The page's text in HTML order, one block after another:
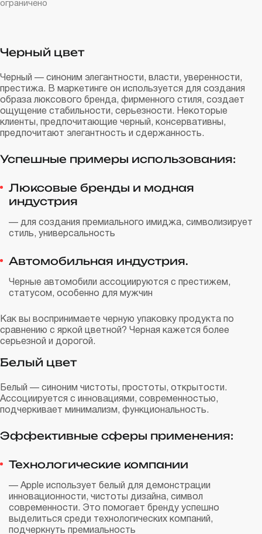
ограничено
Черный цвет
Черный — синоним элегантности, власти, уверенности,
престижа. В маркетинге он используется для создания
образа люксового бренда, фирменного стиля, создает
ощущение стабильности, серьезности. Некоторые
клиенты, предпочитающие черный, консервативны,
предпочитают элегантность и сдержанность.
Успешные примеры использования:
Люксовые бренды и модная
индустрия
— для создания премиального имиджа, символизирует
стиль, универсальность
Автомобильная индустрия.
Черные автомобили ассоциируются с престижем,
статусом, особенно для мужчин
Как вы воспринимаете черную упаковку продукта по
сравнению с яркой цветной? Черная кажется более
серьезной и дорогой.
Белый цвет
Белый — синоним чистоты, простоты, открытости.
Ассоциируется с инновациями, современностью,
подчеркивает минимализм, функциональность.
Эффективные сферы применения:
Технологические компании
— Apple использует белый для демонстрации
инновационности, чистоты дизайна, символ
современности. Это помогает бренду успешно
выделиться среди технологических компаний,
подчеркнуть премиальность